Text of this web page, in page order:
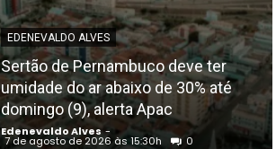
EDENEVALDO ALVES
Sertão de Pernambuco deve ter
umidade do ar abaixo de 30% até
domingo (9), alerta Apac
Edenevaldo Alves -
7 de agosto de 2026 às 15:30h 0